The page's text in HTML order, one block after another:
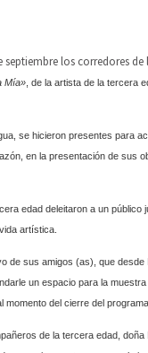
los corredores de
Mía» , de la artista de la tercera
se hicieron presentes para
en la presentación de sus
edad deleitaron a un público
artística.
de sus amigos (as), que desde
un espacio para la
momento del cierre del
de la tercera edad,